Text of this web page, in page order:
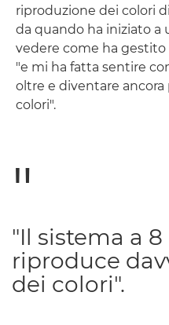
riproduzione dei colori
da quando ha iniziato a
vedere come ha gestito
"e mi ha fatta sentire
oltre e diventare
colori".
"Il sistema a
riproduce
dei colori".